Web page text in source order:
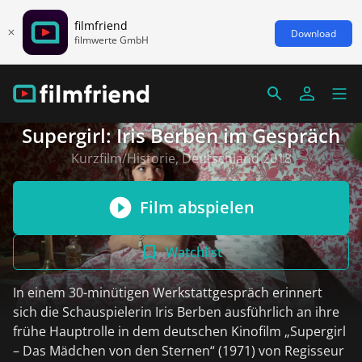
filmfriend
filmwerte GmbH Download
Supergirl: Iris Berben im Gespräch
Kurzfilm/Historie, Deutschland 2018
Film abspielen
Watchlist
In einem 30-minütigen Werkstattgespräch erinnert
sich die Schauspielerin Iris Berben ausführlich an ihre
frühe Hauptrolle in dem deutschen Kinofilm „Supergirl
– Das Mädchen von den Sternen“ (1971) von Regisseur